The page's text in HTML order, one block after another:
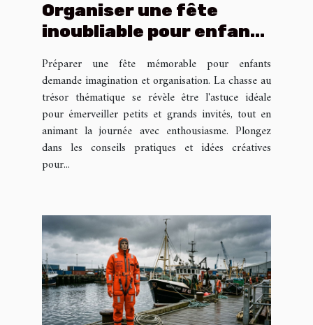
Organiser une fête
inoubliable pour enfants
trésor thématique
Préparer une fête mémorable pour enfants
demande imagination et organisation. La chasse au
trésor thématique se révèle être l'astuce idéale
pour émerveiller petits et grands invités, tout en
animant la journée avec enthousiasme. Plongez
dans les conseils pratiques et idées créatives
pour...